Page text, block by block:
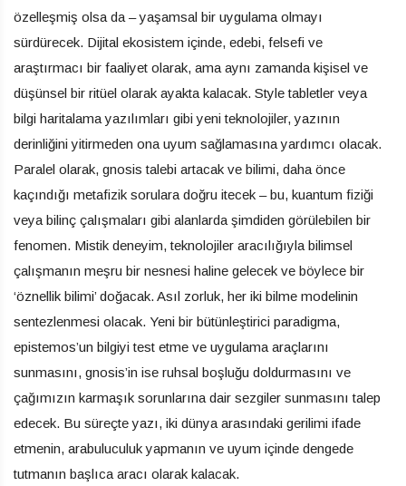
özelleşmiş olsa da – yaşamsal bir uygulama olmayı
sürdürecek. Dijital ekosistem içinde, edebi, felsefi ve
araştırmacı bir faaliyet olarak, ama aynı zamanda kişisel ve
düşünsel bir ritüel olarak ayakta kalacak. Style tabletler veya
bilgi haritalama yazılımları gibi yeni teknolojiler, yazının
derinliğini yitirmeden ona uyum sağlamasına yardımcı olacak.
Paralel olarak, gnosis talebi artacak ve bilimi, daha önce
kaçındığı metafizik sorulara doğru itecek – bu, kuantum fiziği
veya bilinç çalışmaları gibi alanlarda şimdiden görülebilen bir
fenomen. Mistik deneyim, teknolojiler aracılığıyla bilimsel
çalışmanın meşru bir nesnesi haline gelecek ve böylece bir
‘öznellik bilimi’ doğacak. Asıl zorluk, her iki bilme modelinin
sentezlenmesi olacak. Yeni bir bütünleştirici paradigma,
epistemos’un bilgiyi test etme ve uygulama araçlarını
sunmasını, gnosis’in ise ruhsal boşluğu doldurmasını ve
çağımızın karmaşık sorunlarına dair sezgiler sunmasını talep
edecek. Bu süreçte yazı, iki dünya arasındaki gerilimi ifade
etmenin, arabuluculuk yapmanın ve uyum içinde dengede
tutmanın başlıca aracı olarak kalacak.